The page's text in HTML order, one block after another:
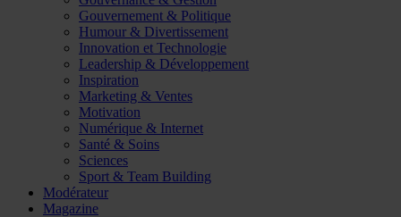
Gouvernement & Politique
Humour & Divertissement
Innovation et Technologie
Leadership & Développement
Inspiration
Marketing & Ventes
Motivation
Numérique & Internet
Santé & Soins
Sciences
Sport & Team Building
Modérateur
Magazine